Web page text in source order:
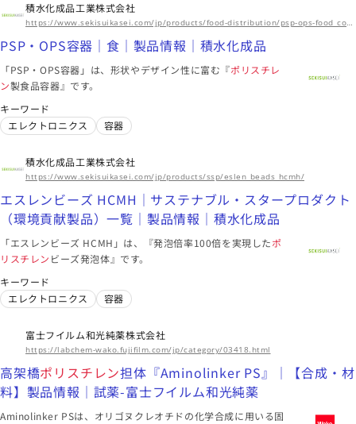
株式会社カネカ
押出法ポリスチレン フォーム | 事業・製品 | 株式会社カネカ
潜熱蓄熱材(PCM) | 事業・製品 | 株式会社カネカ
容器 住宅
海外拠点
積水化成品工業株式会社
https://www.sekisuikasei.com/jp/products/food-distribution/psp-ops-food_container/
PSP・OPS容器｜食｜製品情報｜積水化成品
「PSP・OPS容器」は、形状やデザイン性に富む『ポリスチレ
ン製食品容器』です。
キーワード
エレクトロニクス
容器
積水化成品工業株式会社
https://www.sekisuikasei.com/jp/products/ssp/eslen_beads_hcmh/
エスレンビーズ HCMH｜サステナブル・スタープロダクト
（環境貢献製品）一覧｜製品情報｜積水化成品
「エスレンビーズ HCMH」は、『発泡倍率100倍を実現したポ
リスチレン ビーズ発泡体』です。
キーワード
エレクトロニクス
容器
富士フイルム和光純薬株式会社
https://labchem-wako.fujifilm.com/jp/category/03418.html
高架橋ポリスチレン担体『Aminolinker PS』｜【合成・材
料】製品情報｜試薬-富士フイルム和光純薬
Aminolinker PSは、オリゴヌクレオチドの化学合成に用いる固